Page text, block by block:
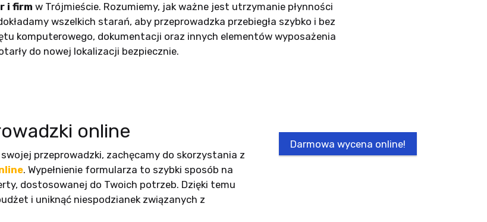
i firm w Trójmieście. Rozumiemy, jak ważne jest utrzymanie płynności
wszelkich starań, aby przeprowadzka przebiegła szybko i bez
komputerowego, dokumentacji oraz innych elementów wyposażenia
do nowej lokalizacji bezpiecznie.
online
przeprowadzki, zachęcamy do skorzystania z
. Wypełnienie formularza to szybki sposób na
dostosowanej do Twoich potrzeb. Dzięki temu
i uniknąć niespodzianek związanych z
Darmowa wycena online!